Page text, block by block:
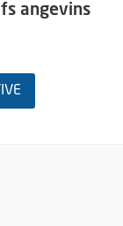
angevins